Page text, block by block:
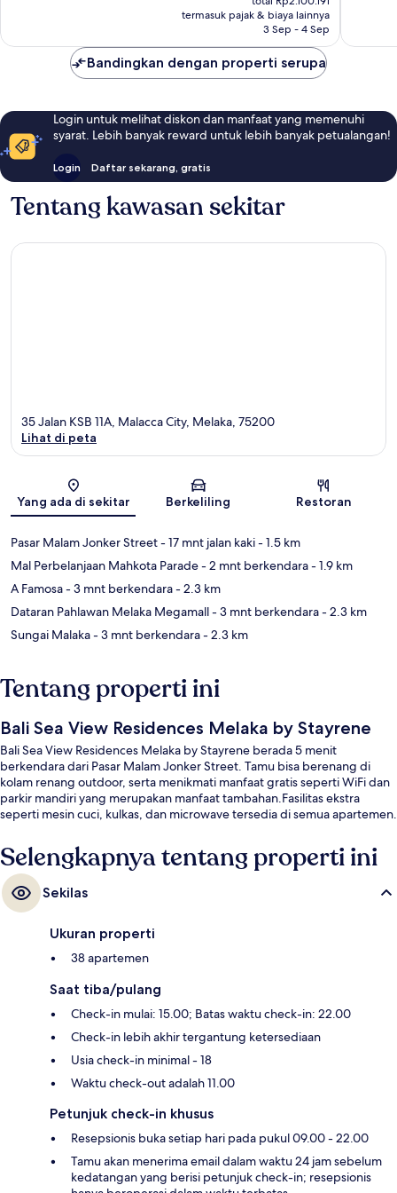
Rp1.887.840
termasuk pajak & biaya lainnya
3 Sep - 4 Sep
Bandingkan dengan properti serupa
Login untuk melihat diskon dan manfaat yang memenuhi
syarat. Lebih banyak reward untuk lebih banyak petualangan!
Login Daftar sekarang, gratis
Tentang kawasan sekitar
Peta
35 Jalan KSB 11A, Malacca City, Melaka, 75200
Lihat di peta
Yang ada di sekitar Berkeliling Restoran
Pasar Malam Jonker Street- 17 mnt jalan kaki- 1.5 km
Mal Perbelanjaan Mahkota Parade- 2 mnt berkendara- 1.9 km
A Famosa- 3 mnt berkendara- 2.3 km
Dataran Pahlawan Melaka Megamall- 3 mnt berkendara- 2.3 km
Sungai Malaka- 3 mnt berkendara- 2.3 km
Tentang properti ini
Bali Sea View Residences Melaka by Stayrene
Bali Sea View Residences Melaka by Stayrene berada 5 menit
berkendara dari Pasar Malam Jonker Street. Tamu bisa berenang di
kolam renang outdoor, serta menikmati manfaat gratis seperti WiFi dan
parkir mandiri yang merupakan manfaat tambahan.Fasilitas ekstra
seperti mesin cuci, kulkas, dan microwave tersedia di semua apartemen.
Selengkapnya tentang properti ini
Sekilas
Ukuran properti
38 apartemen
Saat tiba/pulang
Check-in mulai: 15.00; Batas waktu check-in: 22.00
Check-in lebih akhir tergantung ketersediaan
Usia check-in minimal - 18
Waktu check-out adalah 11.00
Petunjuk check-in khusus
Resepsionis buka setiap hari pada pukul 09.00 - 22.00
Tamu akan menerima email dalam waktu 24 jam sebelum
kedatangan yang berisi petunjuk check-in; resepsionis